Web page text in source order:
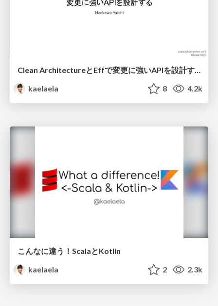
Clean ArchitectureとEffで変更に強いAPIを設計する
kaelaela
8 4.2k
こんなに違う！ScalaとKotlin
kaelaela
2 2.3k